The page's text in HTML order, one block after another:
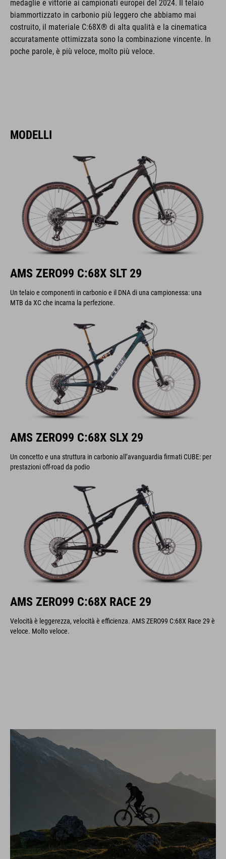
medaglie e vittorie ai campionati europei del 2024. Il telaio
biammortizzato in carbonio più leggero che abbiamo mai
costruito, il materiale C:68X® di alta qualità e la cinematica
accuratamente ottimizzata sono la combinazione vincente. In
poche parole, è più veloce, molto più veloce.
MODELLI
AMS ZERO99 C:68X SLT 29
Un telaio e componenti in carbonio e il DNA di una campionessa: una
MTB da XC che incarna la perfezione.
AMS ZERO99 C:68X SLX 29
Un concetto e una struttura in carbonio all’avanguardia firmati CUBE: per
prestazioni off-road da podio
AMS ZERO99 C:68X RACE 29
Velocità è leggerezza, velocità è efficienza. AMS ZERO99 C:68X Race 29 è
veloce. Molto veloce.